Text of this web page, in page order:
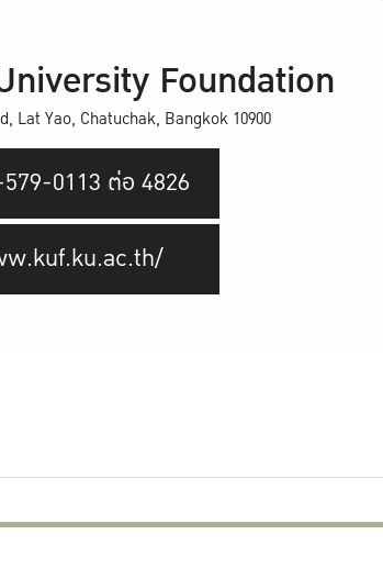
Foundation
Lat Yao, Chatuchak, Bangkok 10900
0113 ต่อ 4826